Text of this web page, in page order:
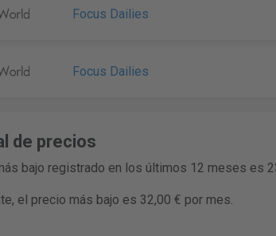
Focus Dailies
Focus Dailies
de precios
bajo registrado en los últimos 12 meses es
el precio más bajo es 32,00 € por mes.